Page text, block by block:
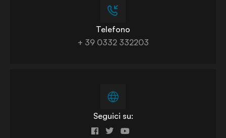
Telefono
+ 39 0332 332203
Seguici su: